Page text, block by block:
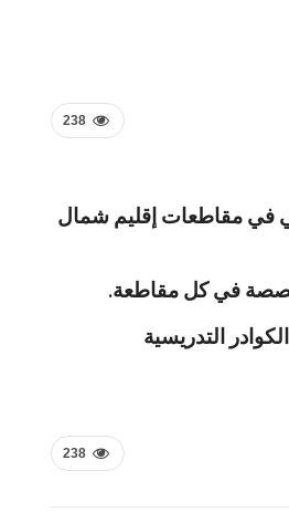
238
في مقاطعات إقليم شمال
في كل مقاطعة.
التدريسية
238